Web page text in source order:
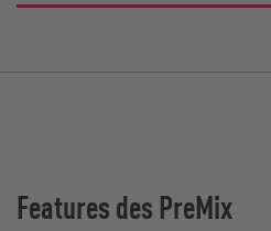
Features des PreMix